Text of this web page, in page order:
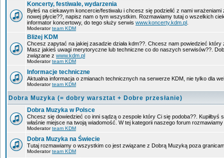
Koncerty, festiwale, wydarzenia
Byłeś na ciekawym koncercie/festiwalu i chcesz się podzielić z nami
nowej płycie??, napisz nam o tym wszystkim. Rozmawiamy tutaj o wszelkich
informator koncertowy, do tego służy serwis www.koncerty.kdm.pl
Moderatorteam KDM
Bliżej KDM
Chcesz zapytać na jakiej zasadzie działa kdm??. Chcesz nam powiedzieć
Masz jakieś uwagi merytoryczne lub techniczne co do naszych serwisów??.
związane z www.kdm.pl
Moderatorteam KDM
Informacje techniczne
Aktualna informacja o zmianach technicznych na serwerze KDM, nie tylko dla
Moderatorteam KDM
Dobra Muzyka (= dobry warsztat + Dobre przesłanie)
Dobra Muzyka w Polsce
Chcesz się dowiedzieć co inni sądzą o zespole który Ci się podoba??. Kupiłbyś
właśnie miejsce na twoją wiadomość. W tej kategorii naszego forum
Moderatorteam KDM
Dobra Muzyka na Świecie
Tutaj rozmawiamy o wszystkim co jest związane z Dobrą Muzyką poza
Moderatorteam KDM